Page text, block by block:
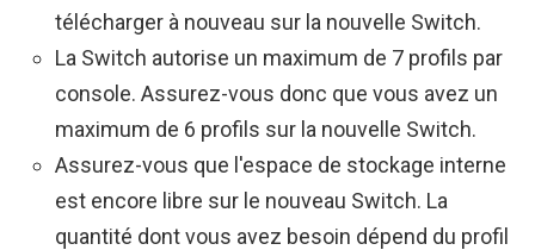
télécharger à nouveau sur la nouvelle Switch.
La Switch autorise un maximum de 7 profils par
console. Assurez-vous donc que vous avez un
maximum de 6 profils sur la nouvelle Switch.
Assurez-vous que l'espace de stockage interne
est encore libre sur le nouveau Switch. La
quantité dont vous avez besoin dépend du profil